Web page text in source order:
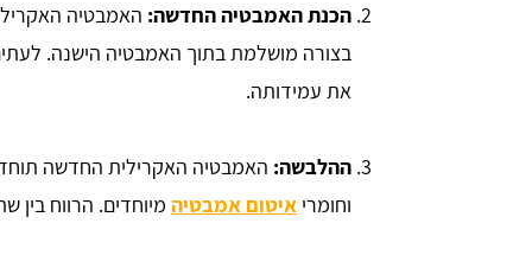
הכנת האמבטיה החדשה: האמבטיה
בצורה מושלמת בתוך האמבטיה הישנה.
את עמידותה.
ההלבשה: האמבטיה האקרילית החדשה
וחומרי איטום אמבטיה מיוחדים. הרווח בין